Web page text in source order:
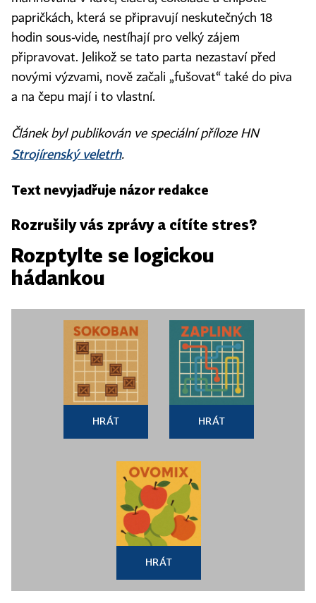
papričkách, která se připravují neskutečných 18
hodin sous‑vide, nestíhají pro velký zájem
připravovat. Jelikož se tato parta nezastaví před
novými výzvami, nově začali „fušovat“ také do piva
a na čepu mají i to vlastní.
Článek byl publikován ve speciální příloze HN
Strojírenský veletrh.
Text nevyjadřuje názor redakce
Rozrušily vás zprávy a cítíte stres?
Rozptylte se logickou
hádankou
HRÁT HRÁT
HRÁT